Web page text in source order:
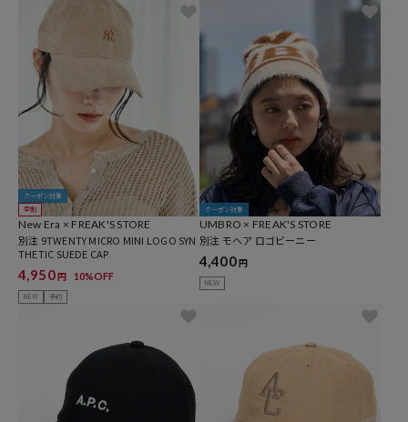
クーポン対象
早割
New Era × FREAK'S STORE
別注 9TWENTY MICRO MINI LOGO SYN
THETIC SUEDE CAP
4,950円 10%OFF
NEW 予約
クーポン対象
UMBRO × FREAK'S STORE
別注 モヘア ロゴビーニー
4,400円
NEW